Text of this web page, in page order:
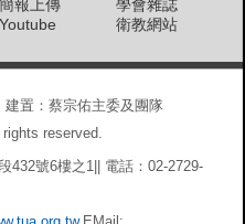
簡報上傳
Youtube
學會雜誌
衛教網站
置：蔡宗佑主委及團隊
reserved.
432號6樓之1|| 電話：02-2729-